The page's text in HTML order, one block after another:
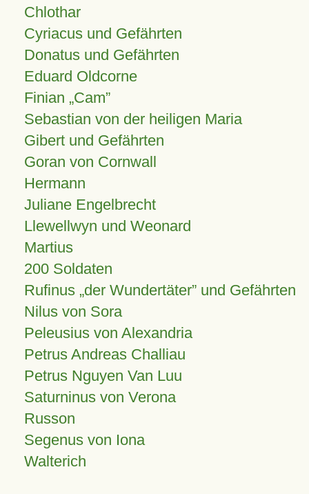
Chlothar
Cyriacus und Gefährten
Donatus und Gefährten
Eduard Oldcorne
Finian Cam
Sebastian von der heiligen Maria
Gibert und Gefährten
Goran von Cornwall
Hermann
Juliane Engelbrecht
Llewellwyn und Weonard
Martius
200 Soldaten
Rufinus „der Wundertäter” und Gefährten
Nilus von Sora
Peleusius von Alexandria
Petrus Andreas Challiau
Petrus Nguyen Van Luu
Saturninus von Verona
Russon
Segenus von Iona
Walterich